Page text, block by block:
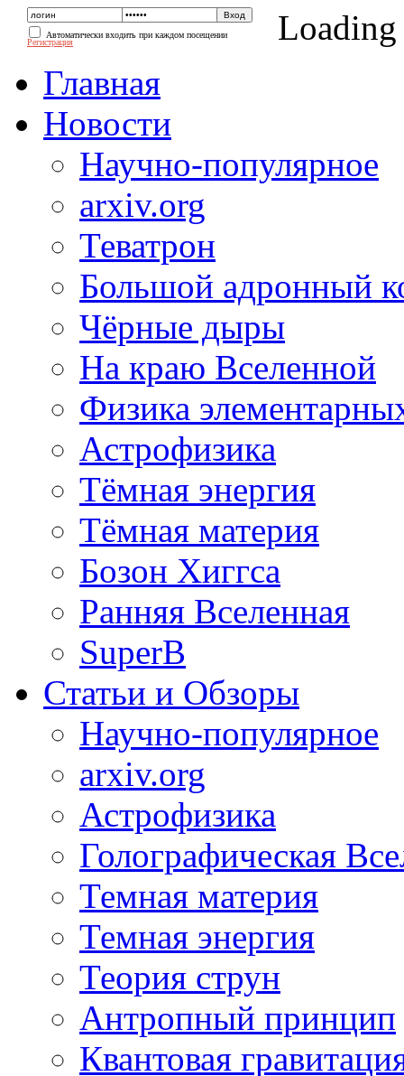
Автоматически входить при каждом посещении
Регистрация
Loading
Главная
Новости
Научно-популярное
arxiv.org
Теватрон
Большой адронный
Чёрные дыры
На краю Вселенной
Физика
Астрофизика
Тёмная энергия
Тёмная материя
Бозон Хиггса
Ранняя Вселенная
SuperB
Статьи и Обзоры
Научно-популярное
arxiv.org
Астрофизика
Голографическая
Темная материя
Темная энергия
Теория струн
Антропный принцип
Квантовая